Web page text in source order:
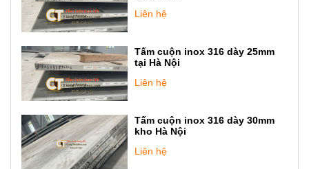
Liên hệ
Tấm cuộn inox 316 dày 25mm
tại Hà Nội
Liên hệ
Tấm cuộn inox 316 dày 30mm
kho Hà Nội
Liên hệ